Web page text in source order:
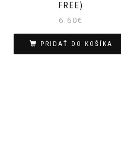
FREE)
6.60€
PRIDAŤ DO KOŠÍKA